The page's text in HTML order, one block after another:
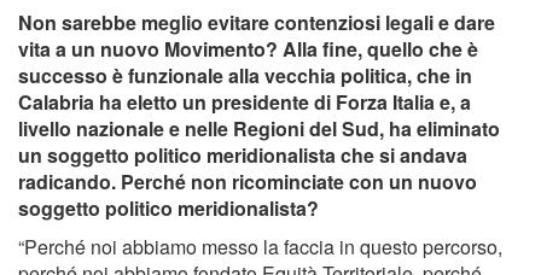
Non sarebbe meglio evitare contenziosi legali e dare
vita a un nuovo Movimento? Alla fine, quello che è
successo è funzionale alla vecchia politica, che in
Calabria ha eletto un presidente di Forza Italia e, a
livello nazionale e nelle Regioni del Sud, ha eliminato
un soggetto politico meridionalista che si andava
radicando. Perché non ricominciate con un nuovo
soggetto politico meridionalista?
“Perché noi abbiamo messo la faccia in questo percorso,